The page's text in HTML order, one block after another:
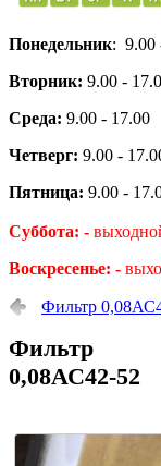
Понедельник: 9.00
Вторник: 9.00 -
Среда: 9.00 - 17.00
Четверг: 9.00 -
Пятница: 9.00 -
Суббота: -
Воскресенье: -
Фильтр
Фильтр
0,08АС42-52